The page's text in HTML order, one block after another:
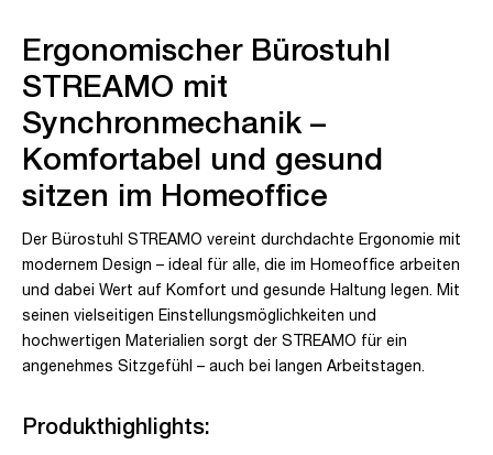
Ergonomischer Bürostuhl
STREAMO mit
Synchronmechanik –
Komfortabel und gesund
sitzen im Homeoffice
Der Bürostuhl STREAMO vereint durchdachte Ergonomie mit
modernem Design – ideal für alle, die im Homeoffice arbeiten
und dabei Wert auf Komfort und gesunde Haltung legen. Mit
seinen vielseitigen Einstellungsmöglichkeiten und
hochwertigen Materialien sorgt der STREAMO für ein
angenehmes Sitzgefühl – auch bei langen Arbeitstagen.
Produkthighlights: